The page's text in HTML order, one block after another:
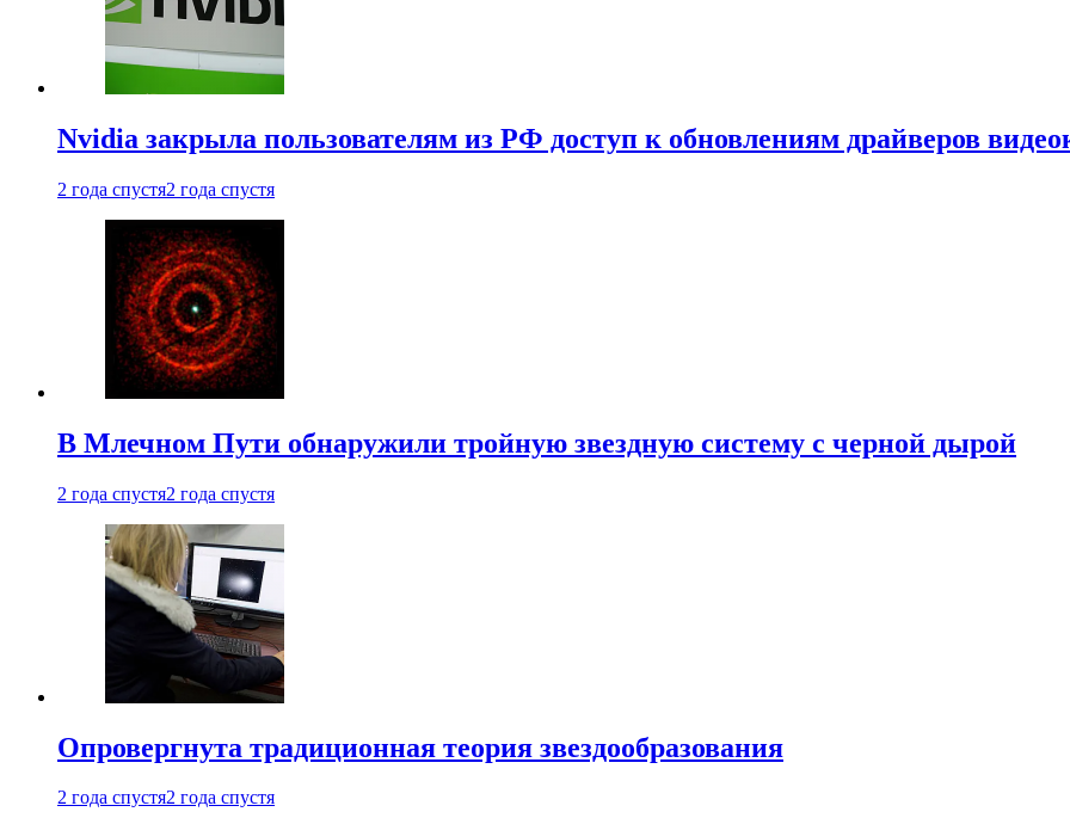
Nvidia закрыла пользователям из РФ доступ к обновлениям драйверов
2 года спустя2 года спустя
В Млечном Пути обнаружили тройную звездную систему с черной дырой
2 года спустя2 года спустя
Опровергнута традиционная теория звездообразования
2 года спустя2 года спустя